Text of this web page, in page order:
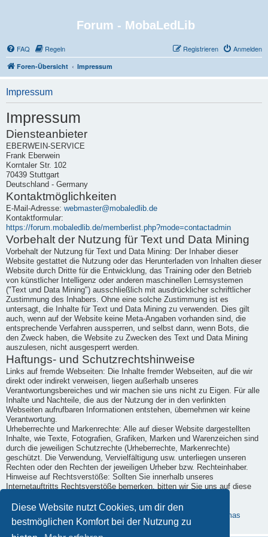
Diese Website nutzt Cookies, um dir den
bestmöglichen Komfort bei der Nutzung zu
Forum - MobaLedLib
FAQ Regeln Anmelden
Registrieren
Foren-Übersicht Impressum
Impressum
Impressum
Diensteanbieter
EBERWEIN-SERVICE
Frank Eberwein
Korntaler Str. 102
70439 Stuttgart
Deutschland - Germany
Kontaktmöglichkeiten
E-Mail-Adresse: webmaster@mobaledlib.de
Kontaktformular:
https://forum.mobaledlib.de/memberlist.php?mode=contactadmin
Vorbehalt der Nutzung für Text und Data Mining
Vorbehalt der Nutzung für Text und Data Mining: Der Inhaber dieser
Website gestattet die Nutzung oder das Herunterladen von Inhalten dieser
Website durch Dritte für die Entwicklung, das Training oder den Betrieb
von künstlicher Intelligenz oder anderen maschinellen Lernsystemen
("Text und Data Mining") ausschließlich mit ausdrücklicher schriftlicher
Zustimmung des Inhabers. Ohne eine solche Zustimmung ist es
untersagt, die Inhalte für Text und Data Mining zu verwenden. Dies gilt
auch, wenn auf der Website keine Meta-Angaben vorhanden sind, die
entsprechende Verfahren aussperren, und selbst dann, wenn Bots, die
den Zweck haben, die Website zu Zwecken des Text und Data Mining
auszulesen, nicht ausgesperrt werden.
Haftungs- und Schutzrechtshinweise
Links auf fremde Webseiten: Die Inhalte fremder Webseiten, auf die wir
direkt oder indirekt verweisen, liegen außerhalb unseres
Verantwortungsbereiches und wir machen sie uns nicht zu Eigen. Für alle
Inhalte und Nachteile, die aus der Nutzung der in den verlinkten
Webseiten aufrufbaren Informationen entstehen, übernehmen wir keine
Verantwortung.
Urheberrechte und Markenrechte: Alle auf dieser Website dargestellten
Inhalte, wie Texte, Fotografien, Grafiken, Marken und Warenzeichen sind
durch die jeweiligen Schutzrechte (Urheberrechte, Markenrechte)
geschützt. Die Verwendung, Vervielfältigung usw. unterliegen unseren
Rechten oder den Rechten der jeweiligen Urheber bzw. Rechteinhaber.
Hinweise auf Rechtsverstöße: Sollten Sie innerhalb unseres
Internetauftritts Rechtsverstöße bemerken, bitten wir Sie uns auf diese
Kenntnisnahme unverzüglich entfernen.
Erstellt mit kostenlosem Datenschutz-Generator.de von Dr. Thomas
Schwenke